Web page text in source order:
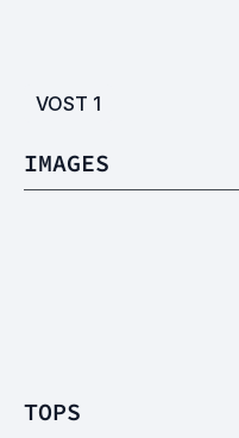
VOST 1
IMAGES
TOPS